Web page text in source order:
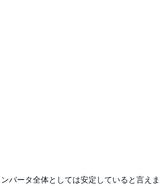
バータ全体としては安定していると言えま